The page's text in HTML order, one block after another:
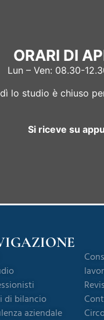
ORARI DI
Lun – Ven: 08.30-
lo studio è chiuso
Si riceve su
di bilancio
aziendale